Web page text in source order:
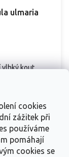
cookies
zážitek při
používáme
pomáhají
cookies se
ulmaria
vlhký kout